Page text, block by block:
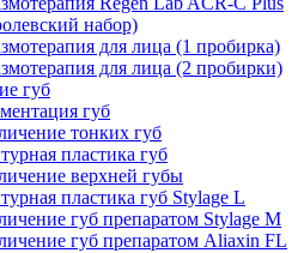
набор)
для лица (1 пробирка)
для лица (2 пробирки)
губ
губ
тонких губ
пластика губ
верхней губы
пластика губ Stylage L
губ препаратом Stylage M
губ препаратом Aliaxin FL